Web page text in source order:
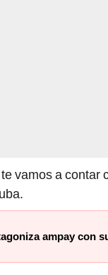
vamos a
ampay con